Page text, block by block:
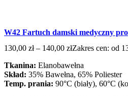
W42 Fartuch damski medyczny
130,00 zł – 140,00 złZakres cen: od
Tkanina: Elanobawełna
Skład: 35% Bawełna, 65% Poliester
Temp. prania: 90°C (biały), 60°C